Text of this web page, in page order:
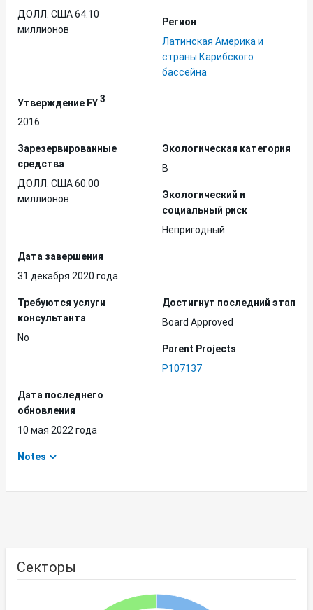
ДОЛЛ. США 64.10
миллионов
Регион
Латинская Америка и
страны Карибского
бассейна
Утверждение FY3
2016
Зарезервированные
средства
ДОЛЛ. США 60.00
миллионов
Экологическая категория
B
Экологический и
социальный риск
Непригодный
Дата завершения
31 декабря 2020 года
Требуются услуги
консультанта
No
Достигнут последний этап
Board Approved
Parent Projects
P107137
Дата последнего
обновления
10 мая 2022 года
Notes
Секторы